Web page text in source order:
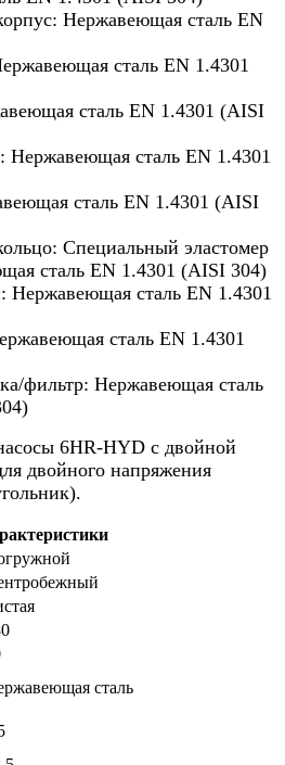
Нержавеющая сталь EN
сталь EN 1.4301
сталь EN 1.4301 (AISI
Нержавеющая сталь EN 1.4301
сталь EN 1.4301 (AISI
Специальный эластомер
сталь EN 1.4301 (AISI 304)
Нержавеющая сталь EN 1.4301
сталь EN 1.4301
фильтр: Нержавеющая сталь
6HR-HYD с двойной
двойного напряжения
сталь